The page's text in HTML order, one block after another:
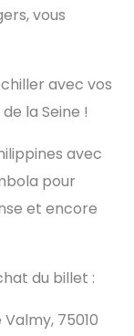
vous
avec vos
la Seine !
avec
pour
et encore
du billet :
75010